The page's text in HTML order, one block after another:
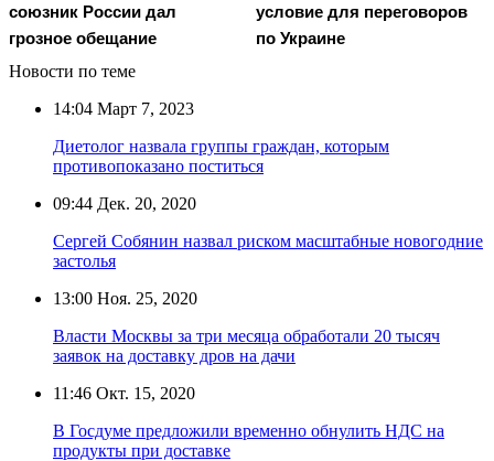
союзник России дал
грозное обещание
условие для переговоров
по Украине
Новости по теме
14:04 Март 7, 2023
Диетолог назвала группы граждан, которым
противопоказано поститься
09:44 Дек. 20, 2020
Сергей Собянин назвал риском масштабные новогодние
застолья
13:00 Ноя. 25, 2020
Власти Москвы за три месяца обработали 20 тысяч
заявок на доставку дров на дачи
11:46 Окт. 15, 2020
В Госдуме предложили временно обнулить НДС на
продукты при доставке